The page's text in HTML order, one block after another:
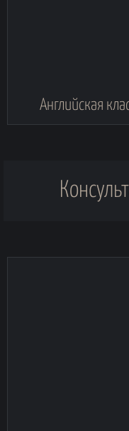
Английская